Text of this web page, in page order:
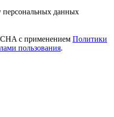
персональных данных
с применением Политики
пользования.